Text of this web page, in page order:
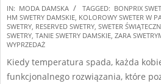
2025-
11-
07
IN: MODA DAMSKA TAGGED: BONPRIX
HM SWETRY DAMSKIE KOLOROWY SWETER W
SWETRY RESERVED SWETRY SWETER
SWETRY TANIE SWETRY DAMSKIE ZARA
WYPRZEDAŻ
Kiedy temperatura spada, każda
funkcjonalnego rozwiązania, które